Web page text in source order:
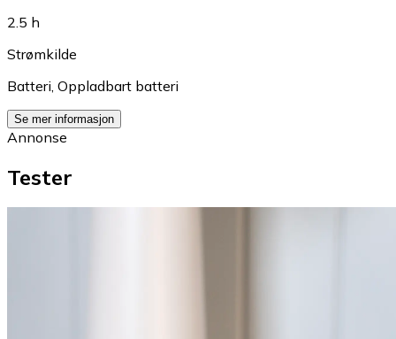
2.5 h
Strømkilde
Batteri Oppladbart batteri
Se mer informasjon
Annonse
Tester